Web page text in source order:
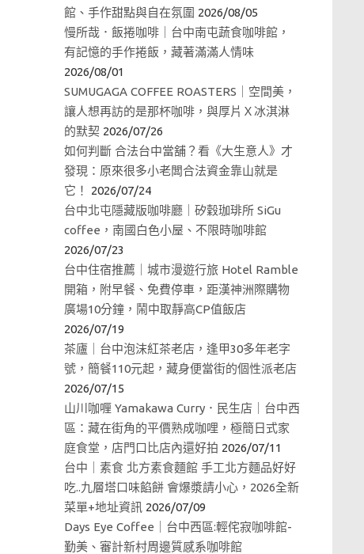
館、手作甜點與自在氛圍 2026/08/05
慢所哉．飯捲咖啡｜台中南屯蔬食咖啡館，
有記憶的手作捲飯，藏著滿滿人情味
2026/08/01
SUMUGAGA COFFEE ROASTERS｜空間美，
讓人想再訪的是那杯咖啡，與厚片Ｘ冰淇淋
的默契 2026/07/26
如何判斷 合法台中當舖？看《大生意人》才
發現：原來很多小老闆合法資金靠山就是
它！
2026/07/24
台中北屯隱藏版咖啡廳｜矽穀珈琲所 SiGu
coffee，南國白色小屋、不限時咖啡館
2026/07/23
台中住宿推薦｜城市漫遊行旅 Hotel Ramble
開箱，附早餐、免費停車，距漢神洲際購物
廣場10分鐘，鬧中取靜高CP值飯店
2026/07/19
茶廬｜台中泡沫紅茶老店，逢甲30多年老字
號，簡餐110元起，藏身便當街的個性派老店
2026/07/15
山川咖喱 Yamakawa Curry．民生店｜台中西
區：藏在街角的平價熟成咖哩，極簡日式家
庭食堂，店門口比店內還好拍 2026/07/11
台中｜素食 北方素食麵館 手工北方麵品好好
吃..九層塔口味餡餅 會爆漿請小心，2026全新
菜單+地址資訊 2026/07/09
Days Eye Coffee｜台中西區:輕侘寂咖啡館-
勤美、審計新村周邊質感系咖啡館